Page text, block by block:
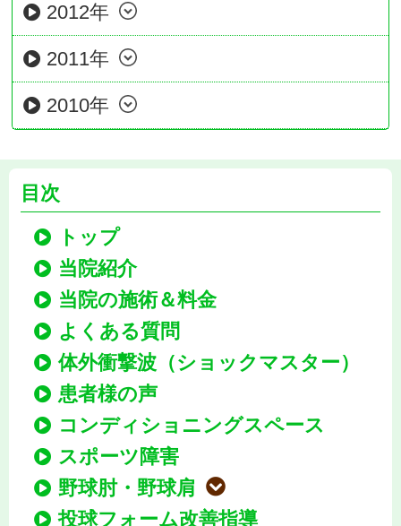
2012年
2011年
2010年
目次
トップ
当院紹介
当院の施術＆料金
よくある質問
体外衝撃波（ショックマスター）
患者様の声
コンディショニングスペース
スポーツ障害
野球肘・野球肩
投球フォーム改善指導